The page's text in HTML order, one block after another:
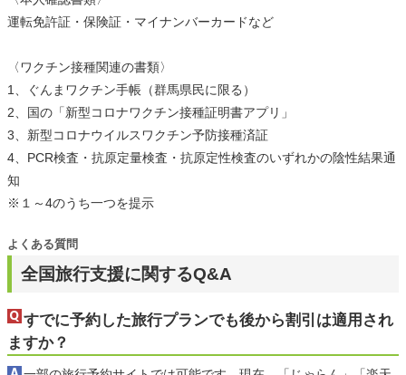
運転免許証・保険証・マイナンバーカードなど
〈ワクチン接種関連の書類〉
1、ぐんまワクチン手帳（群馬県民に限る）
2、国の「新型コロナワクチン接種証明書アプリ」
3、新型コロナウイルスワクチン予防接種済証
4、PCR検査・抗原定量検査・抗原定性検査のいずれかの陰性結果通
知
※１～4のうち一つを提示
全国旅行支援に関するQ&A
よくある質問
すでに予約した旅行プランでも後から割引は適用され
ますか？